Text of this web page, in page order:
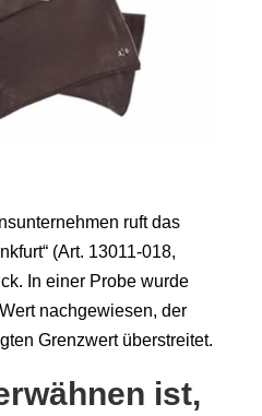
ruft das
(Art. 13011-018,
In einer Probe wurde
nachgewiesen, der
Grenzwert überstreitet.
ist,